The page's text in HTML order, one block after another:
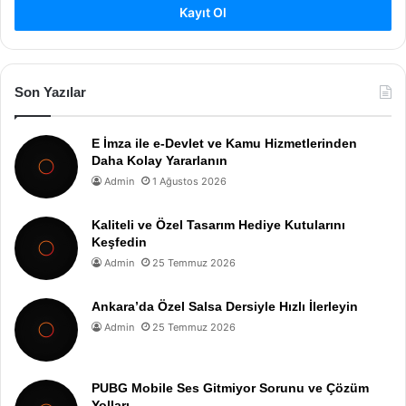
Kayıt Ol
Son Yazılar
E İmza ile e-Devlet ve Kamu Hizmetlerinden
Daha Kolay Yararlanın
Admin 1 Ağustos 2026
Kaliteli ve Özel Tasarım Hediye Kutularını
Keşfedin
Admin 25 Temmuz 2026
Ankara’da Özel Salsa Dersiyle Hızlı İlerleyin
Admin 25 Temmuz 2026
PUBG Mobile Ses Gitmiyor Sorunu ve Çözüm